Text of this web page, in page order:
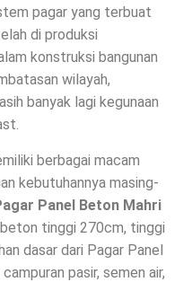
pagar yang terbuat
di produksi
konstruksi bangunan
wilayah,
banyak lagi kegunaan
berbagai macam
kebutuhannya masing-
Panel Beton Mahri
tinggi 270cm, tinggi
dasar dari Pagar Panel
pasir, semen air,